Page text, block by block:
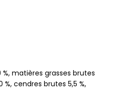
matières grasses brutes
%, cendres brutes 5,5 %,